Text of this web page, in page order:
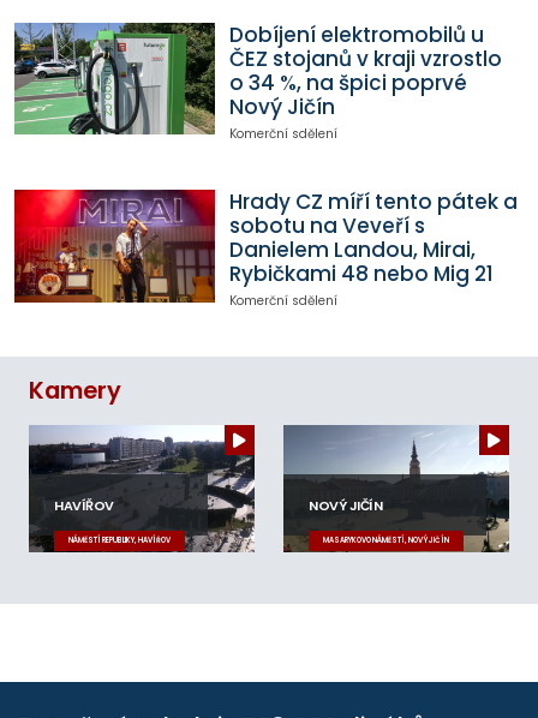
Dobíjení elektromobilů u
ČEZ stojanů v kraji vzrostlo
o 34 %, na špici poprvé
Nový Jičín
Komerční sdělení
Hrady CZ míří tento pátek a
sobotu na Veveří s
Danielem Landou, Mirai,
Rybičkami 48 nebo Mig 21
Komerční sdělení
Kamery
HAVÍŘOV
NÁMĚSTÍ REPUBLIKY, HAVÍŘOV
NOVÝ JIČÍN
MASARYKOVO NÁMĚSTÍ, NOVÝ JIČÍN